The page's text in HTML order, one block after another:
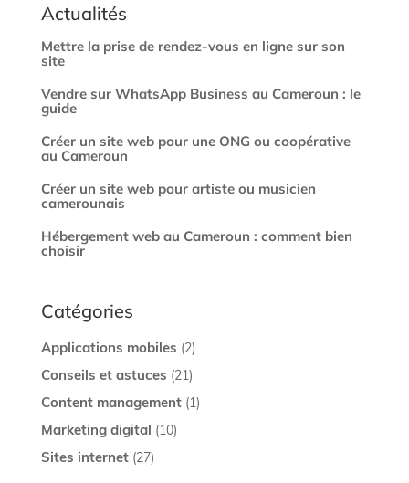
Actualités
Mettre la prise de rendez-vous en ligne sur son
site
Vendre sur WhatsApp Business au Cameroun : le
guide
Créer un site web pour une ONG ou coopérative
au Cameroun
Créer un site web pour artiste ou musicien
camerounais
Hébergement web au Cameroun : comment bien
choisir
Catégories
Applications mobiles (2)
Conseils et astuces (21)
Content management(1)
Marketing digital (10)
Sites internet(27)